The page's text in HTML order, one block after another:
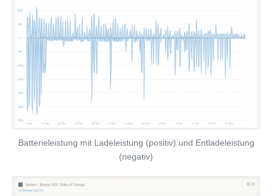
Batterieleistung mit Ladeleistung (positiv) und Entladeleistung
(negativ)